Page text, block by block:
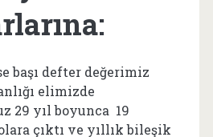
başı defter değerimiz
elimizde
29 yıl boyunca 19
çıktı ve yıllık bileşik